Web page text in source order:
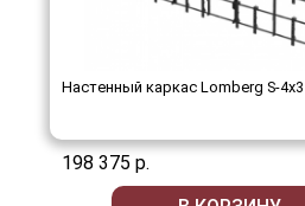
Настенный каркас Lomberg S-4х3
198 375 р.